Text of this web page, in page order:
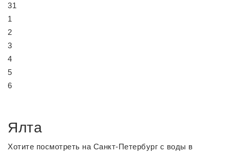
31
1
2
3
4
5
6
Ялта
Хотите посмотреть на Санкт-Петербург с воды в